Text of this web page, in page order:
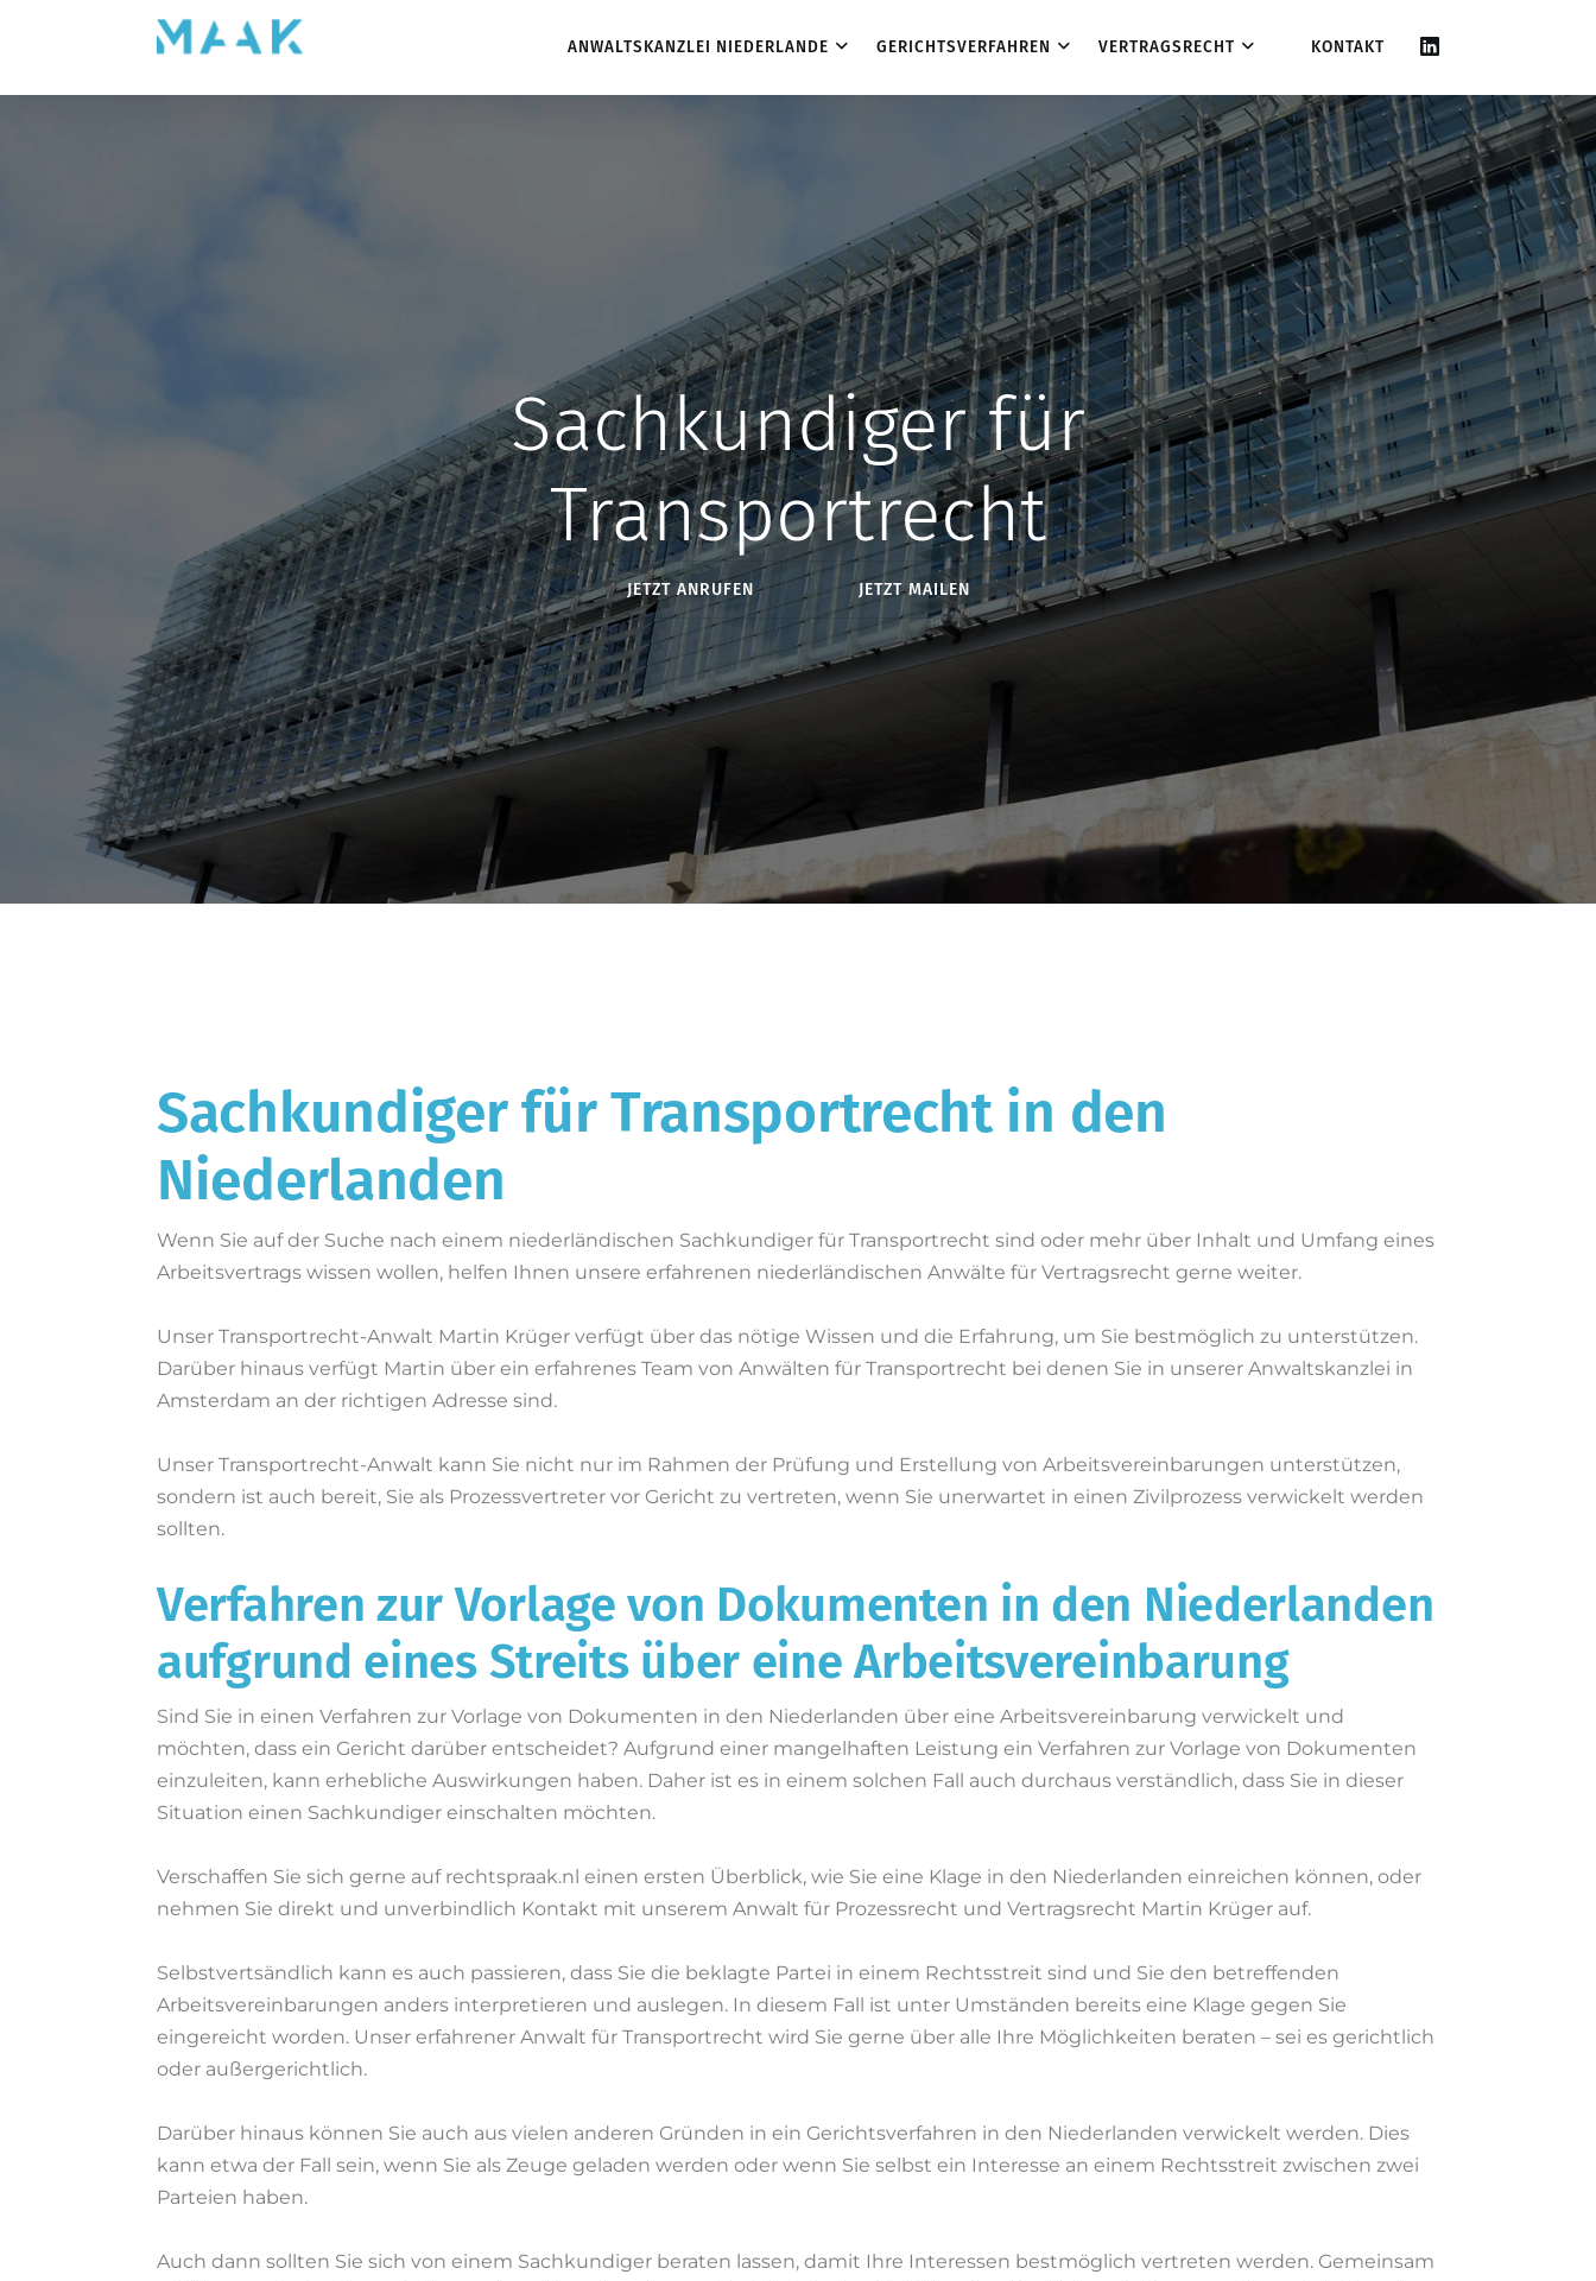
ANWALTSKANZLEI NIEDERLANDE GERICHTSVERFAHREN VERTRAGSRECHT KONTAKT
Sachkundiger für
Transportrecht
JETZT ANRUFEN JETZT MAILEN
Sachkundiger für Transportrecht in den
Niederlanden
Wenn Sie auf der Suche nach einem niederländischen Sachkundiger für Transportrecht sind oder mehr über Inhalt und Umfang eines
Arbeitsvertrags wissen wollen, helfen Ihnen unsere erfahrenen niederländischen Anwälte für Vertragsrecht gerne weiter.
Unser Transportrecht-Anwalt Martin Krüger verfügt über das nötige Wissen und die Erfahrung, um Sie bestmöglich zu unterstützen.
Darüber hinaus verfügt Martin über ein erfahrenes Team von Anwälten für Transportrecht bei denen Sie in unserer Anwaltskanzlei in
Amsterdam an der richtigen Adresse sind.
Unser Transportrecht-Anwalt kann Sie nicht nur im Rahmen der Prüfung und Erstellung von Arbeitsvereinbarungen unterstützen,
sondern ist auch bereit, Sie als Prozessvertreter vor Gericht zu vertreten, wenn Sie unerwartet in einen Zivilprozess verwickelt werden
sollten.
Verfahren zur Vorlage von Dokumenten in den Niederlanden
aufgrund eines Streits über eine Arbeitsvereinbarung
Sind Sie in einen Verfahren zur Vorlage von Dokumenten in den Niederlanden über eine Arbeitsvereinbarung verwickelt und
möchten, dass ein Gericht darüber entscheidet? Aufgrund einer mangelhaften Leistung ein Verfahren zur Vorlage von Dokumenten
einzuleiten, kann erhebliche Auswirkungen haben. Daher ist es in einem solchen Fall auch durchaus verständlich, dass Sie in dieser
Situation einen Sachkundiger einschalten möchten.
Verschaffen Sie sich gerne auf rechtspraak.nl einen ersten Überblick, wie Sie eine Klage in den Niederlanden einreichen können, oder
nehmen Sie direkt und unverbindlich Kontakt mit unserem Anwalt für Prozessrecht und Vertragsrecht Martin Krüger auf.
Selbstvertsändlich kann es auch passieren, dass Sie die beklagte Partei in einem Rechtsstreit sind und Sie den betreffenden
Arbeitsvereinbarungen anders interpretieren und auslegen. In diesem Fall ist unter Umständen bereits eine Klage gegen Sie
eingereicht worden. Unser erfahrener Anwalt für Transportrecht wird Sie gerne über alle Ihre Möglichkeiten beraten – sei es gerichtlich
oder außergerichtlich.
Darüber hinaus können Sie auch aus vielen anderen Gründen in ein Gerichtsverfahren in den Niederlanden verwickelt werden. Dies
kann etwa der Fall sein, wenn Sie als Zeuge geladen werden oder wenn Sie selbst ein Interesse an einem Rechtsstreit zwischen zwei
Parteien haben.
Auch dann sollten Sie sich von einem Sachkundiger beraten lassen, damit Ihre Interessen bestmöglich vertreten werden. Gemeinsam